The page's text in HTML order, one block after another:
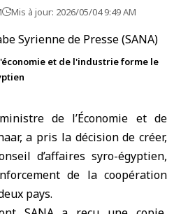
Mis à jour: 2026/05/04 9:49 AM
et de l'industrie forme le
de l’Économie et de
a pris la décision de créer,
d’affaires syro-égyptien,
de la coopération
pays.